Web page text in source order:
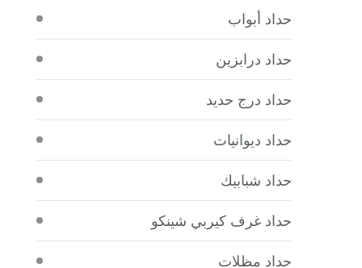
حداد أبواب
حداد درابزين
حداد درج حديد
حداد ديوانيات
حداد شبابيك
حداد غرف كيربي شينكو
حداد مظلات